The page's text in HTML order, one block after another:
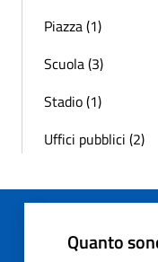
Piazza (1)
Scuola (3)
Stadio (1)
Uffici pubblici (2)
Quanto